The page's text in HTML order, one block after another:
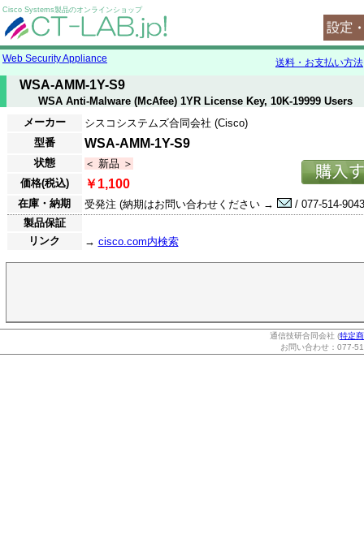
Cisco Systems製品のオンラインショップ
Web Security Appliance 送料・お支払い方法
WSA-AMM-1Y-S9
WSA Anti-Malware (McAfee) 1YR License Key, 10K-19999 Users
メーカー
シスコシステムズ合同会社 (Cisco)
型番
WSA-AMM-1Y-S9
状態
＜ 新品 ＞
価格(税込)
￥1,100
在庫・納期 受発注 (納期はお問い合わせください →
/ 077-514-
製品保証
リンク
→ cisco.com内検索
通信技研合同会社 (特定
お問い合わせ：077-